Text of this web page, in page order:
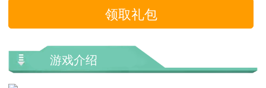
领取礼包
游戏介绍